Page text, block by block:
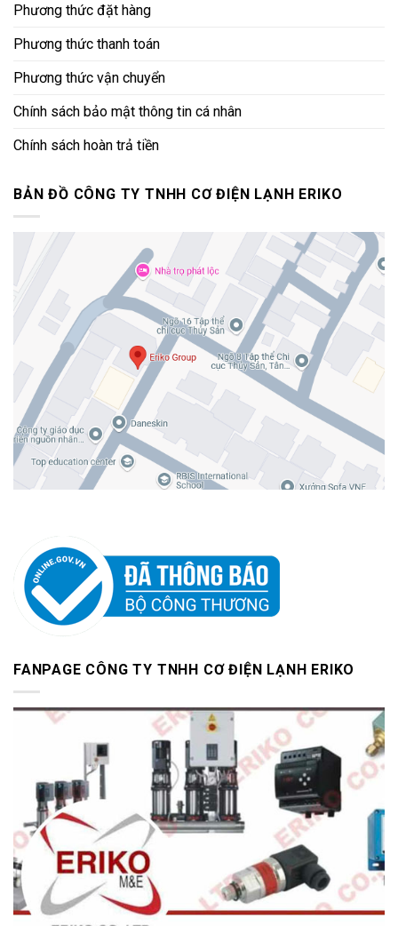
Phương thức đặt hàng
Phương thức thanh toán
Phương thức vận chuyển
Chính sách bảo mật thông tin cá nhân
Chính sách hoàn trả tiền
BẢN ĐỒ CÔNG TY TNHH CƠ ĐIỆN LẠNH ERIKO
FANPAGE CÔNG TY TNHH CƠ ĐIỆN LẠNH ERIKO